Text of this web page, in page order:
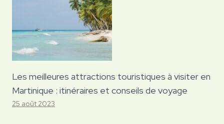
Les meilleures attractions touristiques à visiter en
Martinique : itinéraires et conseils de voyage
25 août 2023